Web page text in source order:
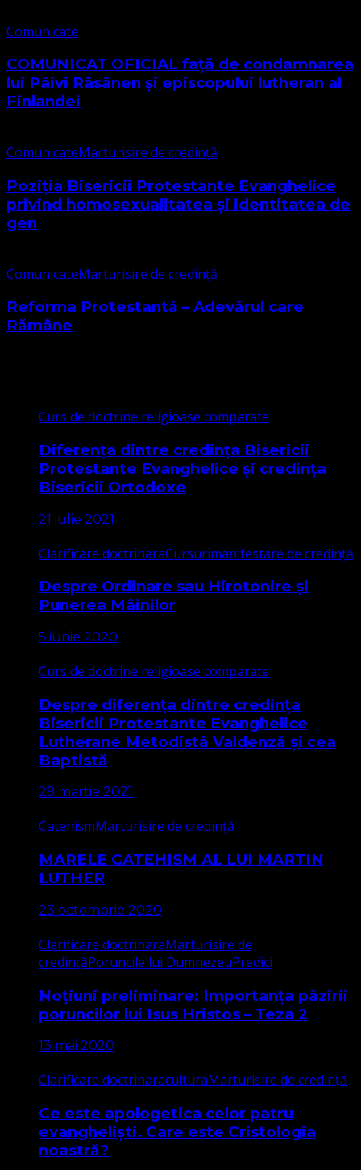
Comunicate
COMUNICAT OFICIAL față de condamnarea
lui Päivi Räsänen și episcopului lutheran al
Finlandei
ComunicateMarturisire de credință
Poziția Bisericii Protestante Evanghelice
privind homosexualitatea și identitatea de
gen
ComunicateMarturisire de credință
Reforma Protestantă – Adevărul care
Rămâne
Curs de doctrine religioase comparate
Diferența dintre credința Bisericii
Protestante Evanghelice și credința
Bisericii Ortodoxe
21 iulie 2021
Clarificare doctrinaraCursurimanifestare de credință
Despre Ordinare sau Hirotonire și
Punerea Mâinilor
5 iunie 2020
Curs de doctrine religioase comparate
Despre diferența dintre credința
Bisericii Protestante Evanghelice
Lutherane Metodistă Valdenză și cea
Baptistă
29 martie 2021
CatehismMarturisire de credință
MARELE CATEHISM AL LUI MARTIN
LUTHER
23 octombrie 2020
Clarificare doctrinaraMarturisire de
credințăPoruncile lui DumnezeuPredici
Noțiuni preliminare: Importanța păzirii
poruncilor lui Isus Hristos – Teza 2
13 mai 2020
Clarificare doctrinaraculturaMarturisire de credință
Ce este apologetica celor patru
evangheliști. Care este Cristologia
noastră?